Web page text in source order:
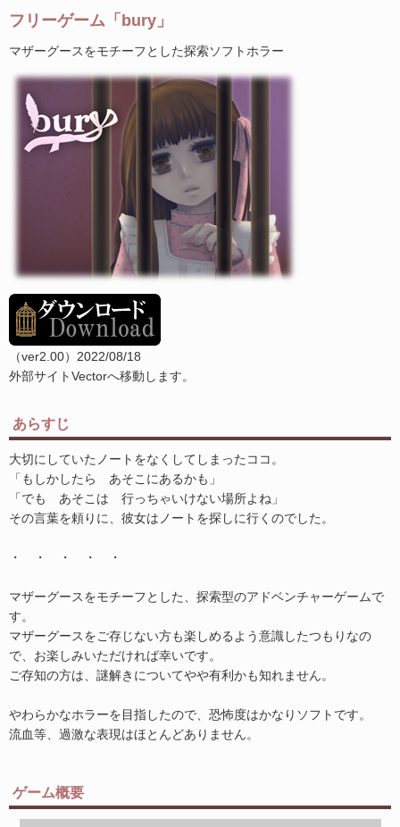
フリーゲーム「bury」
マザーグースをモチーフとした探索ソフトホラー
（ver2.00）2022/08/18
外部サイトVectorへ移動します。
あらすじ
大切にしていたノートをなくしてしまったココ。
「もしかしたら あそこにあるかも」
「でも あそこは 行っちゃいけない場所よね」
その言葉を頼りに、彼女はノートを探しに行くのでした。
・ ・ ・ ・ ・
マザーグースをモチーフとした、探索型のアドベンチャーゲームで
す。
マザーグースをご存じない方も楽しめるよう意識したつもりなの
で、お楽しみいただければ幸いです。
ご存知の方は、謎解きについてやや有利かも知れません。
やわらかなホラーを目指したので、恐怖度はかなりソフトです。
流血等、過激な表現はほとんどありません。
ゲーム概要